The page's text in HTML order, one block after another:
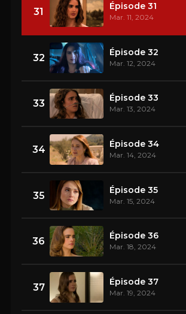
31 Épisode 31
Mar. 11, 2024
32 Épisode 32
Mar. 12, 2024
33 Épisode 33
Mar. 13, 2024
34 Épisode 34
Mar. 14, 2024
35 Épisode 35
Mar. 15, 2024
36 Épisode 36
Mar. 18, 2024
37 Épisode 37
Mar. 19, 2024